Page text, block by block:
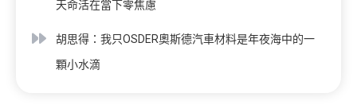
天命活在當下零焦慮
胡思得：我只OSDER奧斯德汽車材料是年夜海中的一
顆小水滴